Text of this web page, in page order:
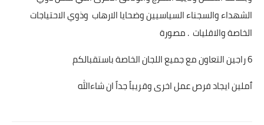
الشهداء والسجناء السياسيين وضحايا الارهاب وذوي الاحتياجات
الخاصة والاقليات . مصورة
6 راجين التعاون مع جميع اللجان الخاصة باستقبالكم
ٱملين ايجاد فرص عمل اخرى وقريباً جداً ان شاءالله